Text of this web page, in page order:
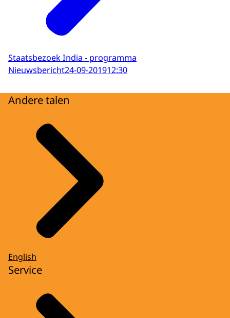
Staatsbezoek India - programma
Nieuwsbericht24-09-201912:30
Andere talen
English
Service